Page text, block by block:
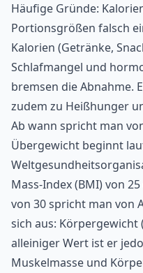
Häufige Gründe:
Portionsgrößen falsch
Kalorien (Getränke,
Schlafmangel und
bremsen die Abnahme.
zudem zu Heißhunger
Ab wann spricht man
Übergewicht beginnt
Mass-Index (BMI) von
von 30 spricht man von
sich aus: Körpergewicht
alleiniger Wert ist er
Muskelmasse und